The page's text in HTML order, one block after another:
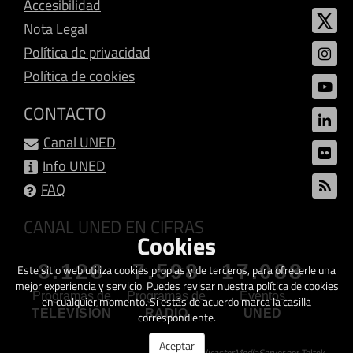
Accesibilidad
Nota Legal
Política de privacidad
Política de cookies
CONTACTO
Canal UNED
Info UNED
FAQ
CANAL UNED EN CIFRAS
3.128
Programas de
TELEVISIÓN
7.598
Programas de
RADIO
17.088
Eventos
UNED
Cookies
Este sitio web utiliza cookies propias y de terceros, para ofrecerle una
mejor experiencia y servicio. Puedes revisar nuestra política de cookies
en cualquier momento. Si estás de acuerdo marca la casilla
correspondiente.
Aceptar